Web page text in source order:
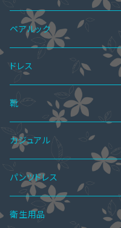
ペアルック
ペアTシャツ
ペアTシャツ&ワンピース
ペアニット
ペア上下セット
ペア水着
ペアインナー
ドレス
ワンピース
ミニドレス
ミディアムドレス
ミモレ丈ドレス
ツーピース
スカートスーツ
パンツスーツ
ボレロ・ショール
パンツドレス
靴
サマーブーツ
ニーハイブーツ
ロングブーツ
秋ブーツ
ニーハイブーツ
サンダル
カジュアル
ワンピース
オールインワン
ツーピース
パンツドレス
セットアップ
衛生用品